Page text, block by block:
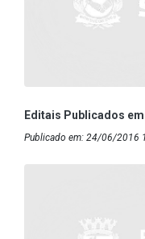
Editais Publicados em
Publicado em: 24/06/2016